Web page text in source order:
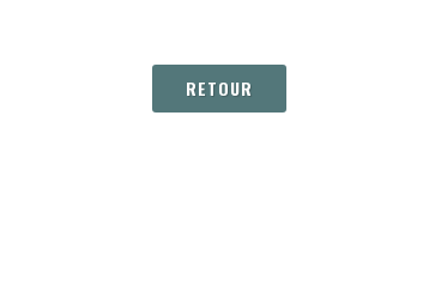
RETOUR